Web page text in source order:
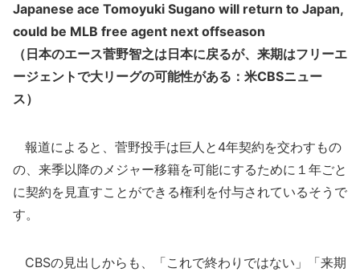
Japanese ace Tomoyuki Sugano will return to Japan,
could be MLB free agent next offseason
（日本のエース菅野智之は日本に戻るが、来期はフリーエ
ージェントで大リーグの可能性がある：米CBSニュー
ス）
報道によると、菅野投手は巨人と4年契約を交わすもの
の、来季以降のメジャー移籍を可能にするために１年ごと
に契約を見直すことができる権利を付与されているそうで
す。
CBSの見出しからも、「これで終わりではない」「来期